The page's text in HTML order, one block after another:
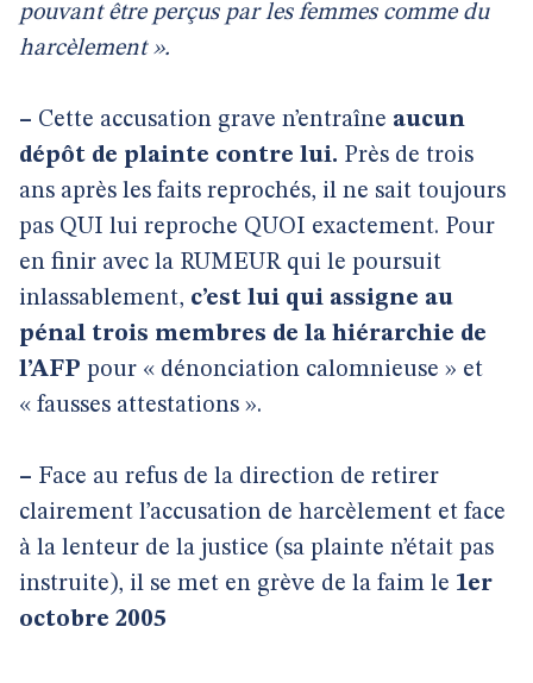
pouvant être perçus par les femmes comme du
harcèlement ».
– Cette accusation grave n’entraîne aucun
dépôt de plainte contre lui. Près de trois
ans après les faits reprochés, il ne sait toujours
pas QUI lui reproche QUOI exactement. Pour
en finir avec la RUMEUR qui le poursuit
inlassablement, c’est lui qui assigne au
pénal trois membres de la hiérarchie de
l’AFP pour « dénonciation calomnieuse » et
« fausses attestations ».
– Face au refus de la direction de retirer
clairement l’accusation de harcèlement et face
à la lenteur de la justice (sa plainte n’était pas
instruite), il se met en grève de la faim le 1er
octobre 2005